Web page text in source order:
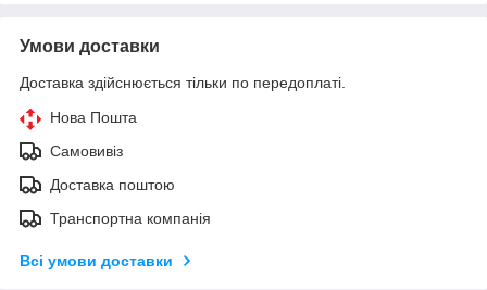
Умови доставки
Доставка здійснюється тільки по передоплаті.
Нова Пошта
Самовивіз
Доставка поштою
Транспортна компанія
Всі умови доставки